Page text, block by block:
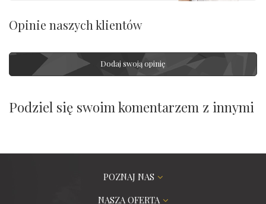
Opinie naszych klientów
Dodaj swoją opinię
Podziel się swoim komentarzem z innymi
POZNAJ NAS
NASZA OFERTA